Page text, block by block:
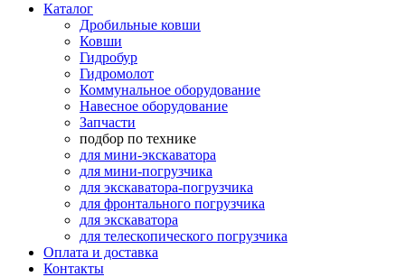
Каталог
Дробильные ковши
Ковши
Гидробур
Гидромолот
Коммунальное оборудование
Навесное оборудование
Запчасти
подбор по технике
для мини-экскаватора
для мини-погрузчика
для экскаватора-погрузчика
для фронтального погрузчика
для экскаватора
для телескопического погрузчика
Оплата и доставка
Контакты